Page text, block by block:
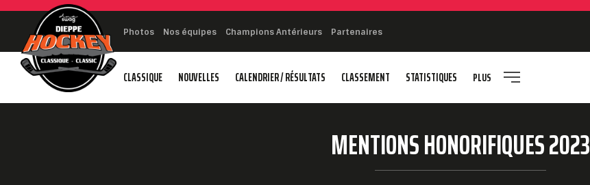
Photos Nos équipes Champions Antérieurs Partenaires
CLASSIQUE NOUVELLES CALENDRIER / RÉSULTATS CLASSEMENT STATISTIQUES PLUS
MENTIONS HONORIFIQUES 2023